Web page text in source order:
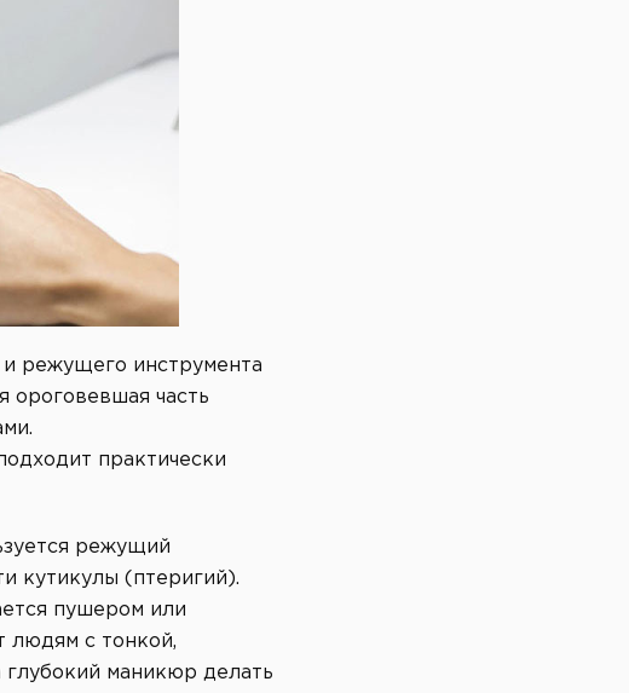
режущего инструмента
ороговевшая часть
практически
режущий
кутикулы (птеригий).
пушером или
людям с тонкой,
глубокий маникюр делать